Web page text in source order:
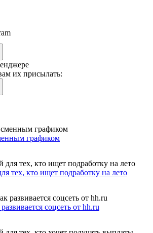
их присылать:
графиком
тех, кто ищет подработку на лето
соцсеть от hh.ru